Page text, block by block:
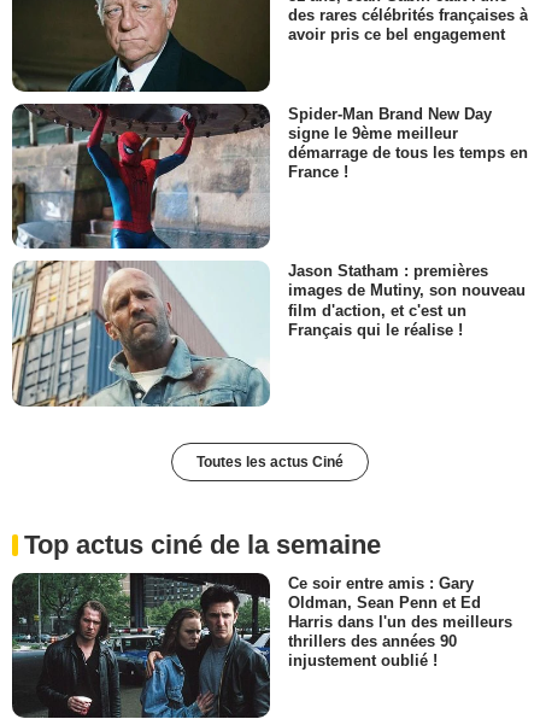
des rares célébrités françaises à
avoir pris ce bel engagement
Spider-Man Brand New Day
signe le 9ème meilleur
démarrage de tous les temps en
France !
Jason Statham : premières
images de Mutiny, son nouveau
film d'action, et c'est un
Français qui le réalise !
Toutes les actus Ciné
Top actus ciné de la semaine
Ce soir entre amis : Gary
Oldman, Sean Penn et Ed
Harris dans l'un des meilleurs
thrillers des années 90
injustement oublié !